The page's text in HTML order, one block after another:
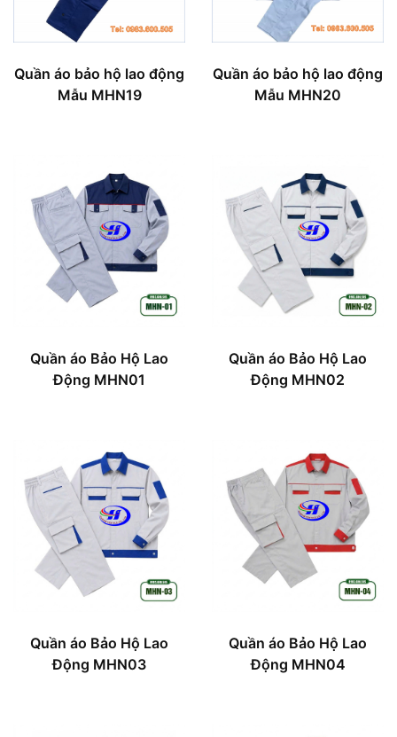
Quần áo bảo hộ lao động
Mẫu MHN19
Quần áo bảo hộ lao động
Mẫu MHN20
Quần áo Bảo Hộ Lao
Động MHN01
Quần áo Bảo Hộ Lao
Động MHN02
Quần áo Bảo Hộ Lao
Động MHN03
Quần áo Bảo Hộ Lao
Động MHN04